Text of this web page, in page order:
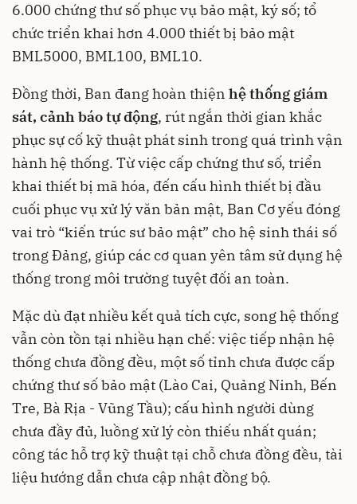
6.000 chứng thư số phục vụ bảo mật, ký số; tổ
chức triển khai hơn 4.000 thiết bị bảo mật
BML5000, BML100, BML10.
Đồng thời, Ban đang hoàn thiện hệ thống giám
sát, cảnh báo tự động, rút ngắn thời gian khắc
phục sự cố kỹ thuật phát sinh trong quá trình vận
hành hệ thống. Từ việc cấp chứng thư số, triển
khai thiết bị mã hóa, đến cấu hình thiết bị đầu
cuối phục vụ xử lý văn bản mật, Ban Cơ yếu đóng
vai trò “kiến trúc sư bảo mật” cho hệ sinh thái số
trong Đảng, giúp các cơ quan yên tâm sử dụng hệ
thống trong môi trường tuyệt đối an toàn.
Mặc dù đạt nhiều kết quả tích cực, song hệ thống
vẫn còn tồn tại nhiều hạn chế: việc tiếp nhận hệ
thống chưa đồng đều, một số tỉnh chưa được cấp
chứng thư số bảo mật (Lào Cai, Quảng Ninh, Bến
Tre, Bà Rịa - Vũng Tầu); cấu hình người dùng
chưa đầy đủ, luồng xử lý còn thiếu nhất quán;
công tác hỗ trợ kỹ thuật tại chỗ chưa đồng đều, tài
liệu hướng dẫn chưa cập nhật đồng bộ.